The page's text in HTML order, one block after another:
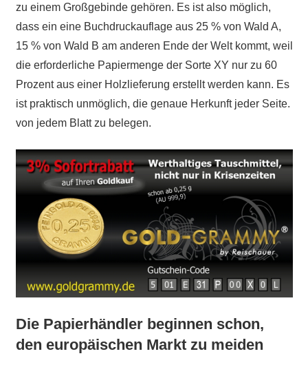
zu einem Großgebinde gehören. Es ist also möglich,
dass ein eine Buchdruckauflage aus 25 % von Wald A,
15 % von Wald B am anderen Ende der Welt kommt, weil
die erforderliche Papiermenge der Sorte XY nur zu 60
Prozent aus einer Holzlieferung erstellt werden kann. Es
ist praktisch unmöglich, die genaue Herkunft jeder Seite.
von jedem Blatt zu belegen.
Die Papierhändler beginnen schon,
den europäischen Markt zu meiden